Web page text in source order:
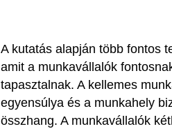
A kutatás alapján több fontos
amit a munkavállalók
tapasztalnak. A kellemes
egyensúlya és a munkahely
összhang. A munkavállalók